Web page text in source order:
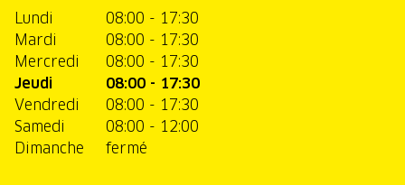
Lundi
08:00 - 17:30
Mardi
08:00 - 17:30
Mercredi
08:00 - 17:30
Jeudi
08:00 - 17:30
Vendredi
08:00 - 17:30
Samedi
08:00 - 12:00
Dimanche
fermé